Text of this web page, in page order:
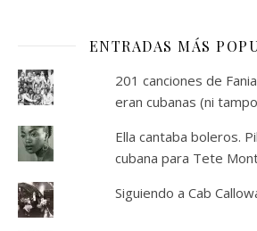
ENTRADAS MÁS
201 canciones de
eran cubanas (ni
Ella cantaba boleros.
cubana para Tete
Siguiendo a Cab